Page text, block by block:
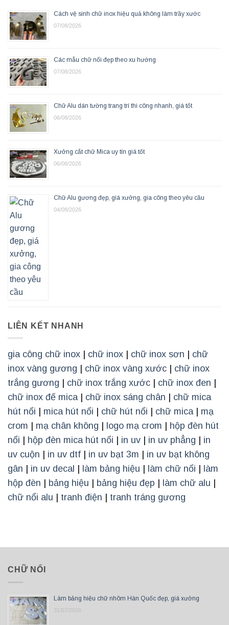
Cách vệ sinh chữ inox hiệu quả không làm trầy xước
07/08/2026
Các mẫu chữ nổi đẹp theo xu hướng
07/08/2026
Chữ Alu dán tường trang trí thi công nhanh, giá tốt
06/08/2026
Xưởng cắt chữ Mica uy tín giá tốt
06/08/2026
Chữ Alu gương đẹp, giá xưởng, gia công theo yêu cầu
04/08/2026
LIÊN KẾT NHANH
gia công chữ inox chữ inox chữ inox sơn
chữ
inox vàng gương
chữ inox vàng xước
chữ inox
trắng gương
chữ inox trắng xước chữ inox đen
chữ inox đế mica| chữ inox sáng chân
chữ mica
hút nổi
mica hút nổi chữ hút nổi chữ mica| mạ
crom
mạ chân không logo mạ crom
hộp đèn hút
nổi
hộp đèn mica hút nổi in uv in uv phẳng
in
uv cuộn
in uv dtf in uv bạt 3m
in uv bạt không
gân
in uv decal làm bảng hiệu làm chữ nổi
làm
hộp đèn
bảng hiệu bảng hiệu đẹp làm chữ alu
chữ nổi alu
tranh điện tranh tráng gương
CHỮ NỔI
Làm bảng hiệu chữ nhôm Hàn Quốc đẹp, giá xưởng
31/07/2026